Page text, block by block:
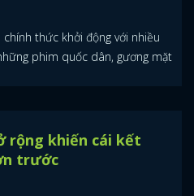
ấn tượng